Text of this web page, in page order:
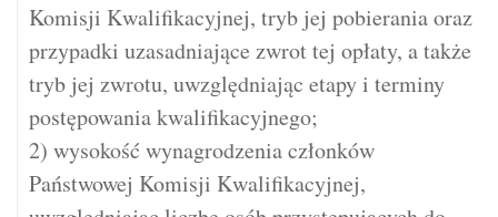
Komisji Kwalifikacyjnej, tryb jej pobierania oraz
przypadki uzasadniające zwrot tej opłaty, a także
tryb jej zwrotu, uwzględniając etapy i terminy
postępowania kwalifikacyjnego;
2) wysokość wynagrodzenia członków
Państwowej Komisji Kwalifikacyjnej,